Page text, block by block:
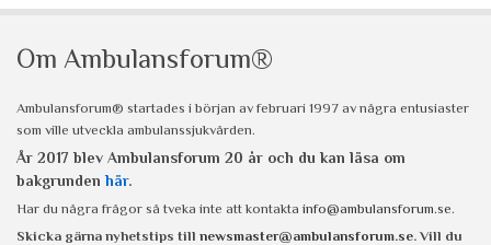
Om Ambulansforum®
Ambulansforum® startades i början av februari 1997 av några entusiaster
som ville utveckla ambulanssjukvården.
År 2017 blev Ambulansforum 20 år och du kan läsa om
bakgrunden här.
Har du några frågor så tveka inte att kontakta info@ambulansforum.se.
Skicka gärna nyhetstips till newsmaster@ambulansforum.se. Vill du